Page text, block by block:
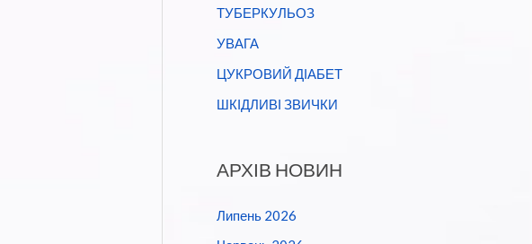
ТУБЕРКУЛЬОЗ
УВАГА
ЦУКРОВИЙ ДІАБЕТ
ШКІДЛИВІ ЗВИЧКИ
АРХІВ НОВИН
Липень 2026